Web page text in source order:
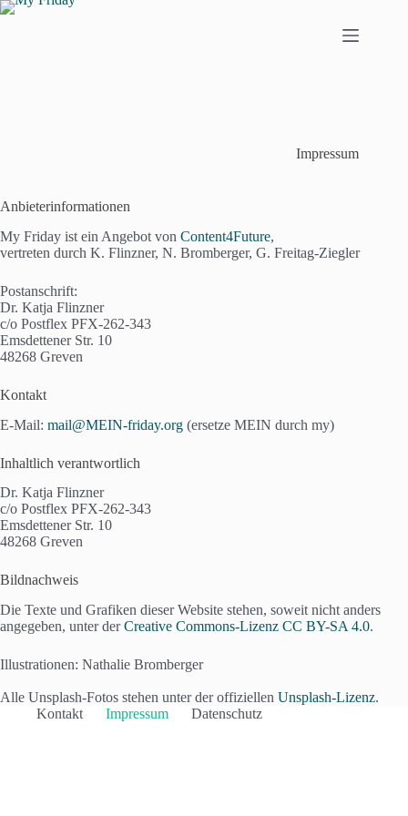
Zum
Impressum
Anbieterinformationen
My Friday ist ein Angebot von Content4Future,
vertreten durch K. Flinzner, N. Bromberger, G. Freitag-Ziegler
Postanschrift:
Dr. Katja Flinzner
c/o Postflex PFX-262-343
Emsdettener Str. 10
48268 Greven
Kontakt
E-Mail: mail@MEIN-friday.org (ersetze MEIN durch my)
Inhaltlich verantwortlich
Dr. Katja Flinzner
c/o Postflex PFX-262-343
Emsdettener Str. 10
48268 Greven
Bildnachweis
Die Texte und Grafiken dieser Website stehen, soweit nicht anders
angegeben, unter derCreative Commons-Lizenz CC BY-SA 4.0.
Illustrationen: Nathalie Bromberger
Alle Unsplash-Fotos stehen unter der offiziellen Unsplash-Lizenz.
Kontakt
Impressum Datenschutz